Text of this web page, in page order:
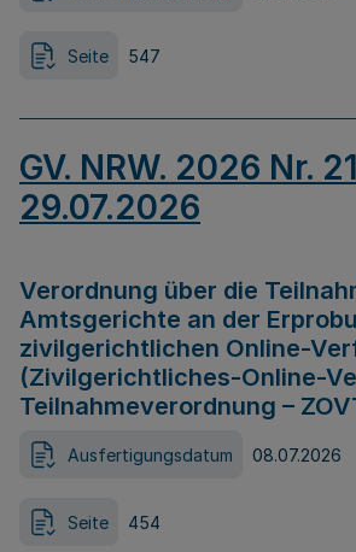
Seite 547
GV. NRW. 2026 Nr.
29.07.2026
Verordnung über die
Amtsgerichte an der
zivilgerichtlichen Online-
(Zivilgerichtliches-Online-
Teilnahmeverordnung –
Ausfertigungsdatum 08.07.2026
Seite 454